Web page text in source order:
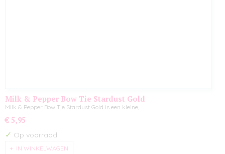
Milk & Pepper Bow Tie Stardust Gold
Milk & Pepper Bow Tie Stardust Gold is een kleine,…
€ 5,95
✓ Op voorraad
IN WINKELWAGEN